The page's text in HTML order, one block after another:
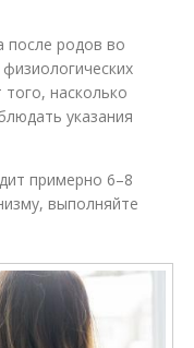
после родов во
насколько
указания
примерно 6–8
выполняйте